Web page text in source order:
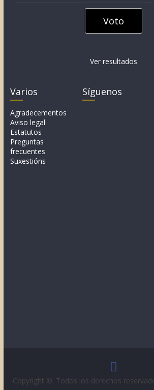
Ver resultados
Varios
Agradecementos
Aviso legal
Estatutos
Preguntas
frecuentes
Suxestións
Síguenos